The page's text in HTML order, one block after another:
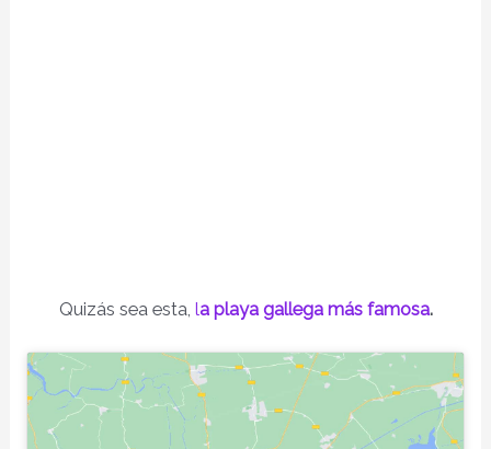
Quizás sea esta, la playa gallega más famosa.